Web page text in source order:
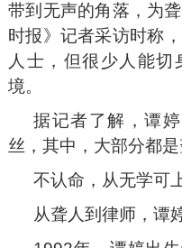
带到无声的角落，为
时报》记者采访时称
人士，但很少人能
境。
据记者了解，谭
丝，其中，大部分都是
不认命，从无学可
从聋人到律师，谭